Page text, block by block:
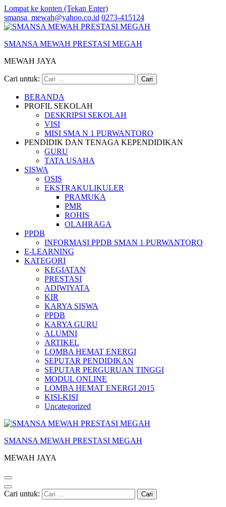
Lompat ke konten (Tekan Enter)
smansa_mewah@yahoo.co.id 0273-415124
SMANSA MEWAH PRESTASI MEGAH
MEWAH JAYA
Cari untuk:
BERANDA
PROFIL SEKOLAH
DESKRIPSI SEKOLAH
VISI
MISI SMA N 1 PURWANTORO
PENDIDIK DAN TENAGA KEPENDIDIKAN
GURU
TATA USAHA
SISWA
OSIS
EKSTRAKULIKULER
PRAMUKA
PMR
ROHIS
OLAHRAGA
PPDB
INFORMASI PPDB SMAN 1 PURWANTORO
E-LEARNING
KATEGORI
KEGIATAN
PRESTASI
ADIWIYATA
KIR
KARYA SISWA
PPDB
KARYA GURU
ALUMNI
ARTIKEL
LOMBA HEMAT ENERGI
SEPUTAR PENDIDIKAN
SEPUTAR PERGURUAN TINGGI
MODUL ONLINE
LOMBA HEMAT ENERGI 2015
KISI-KISI
Uncategorized
SMANSA MEWAH PRESTASI MEGAH
MEWAH JAYA
Cari untuk: